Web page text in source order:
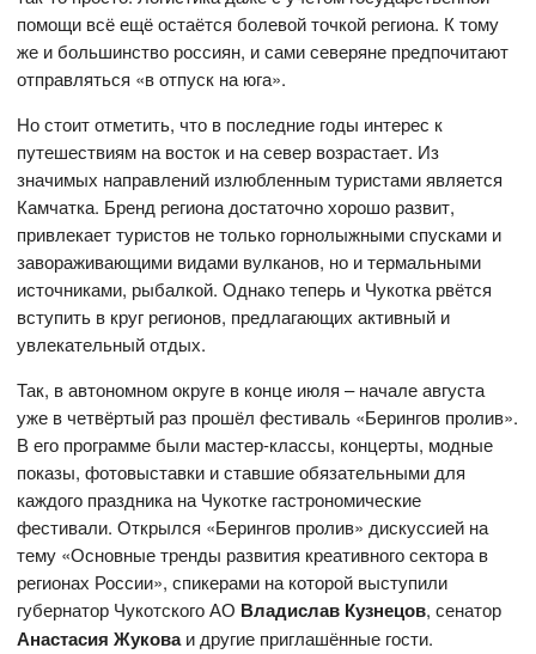
помощи всё ещё остаётся болевой точкой региона. К тому
же и большинство россиян, и сами северяне предпочитают
отправляться «в отпуск на юга».
Но стоит отметить, что в последние годы интерес к
путешествиям на восток и на север возрастает. Из
значимых направлений излюбленным туристами является
Камчатка. Бренд региона достаточно хорошо развит,
привлекает туристов не только горнолыжными спусками и
завораживающими видами вулканов, но и термальными
источниками, рыбалкой. Однако теперь и Чукотка рвётся
вступить в круг регионов, предлагающих активный и
увлекательный отдых.
Так, в автономном округе в конце июля – начале августа
уже в четвёртый раз прошёл фестиваль «Берингов пролив».
В его программе были мастер-классы, концерты, модные
показы, фотовыставки и ставшие обязательными для
каждого праздника на Чукотке гастрономические
фестивали. Открылся «Берингов пролив» дискуссией на
тему «Основные тренды развития креативного сектора в
регионах России», спикерами на которой выступили
губернатор Чукотского АО Владислав Кузнецов, сенатор
Анастасия Жуковаи другие приглашённые гости.